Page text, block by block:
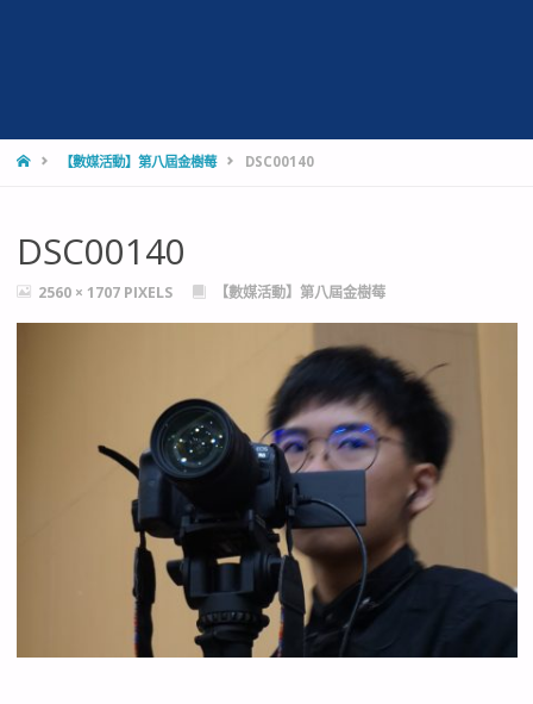
HOME【數媒活動】第八屆金樹莓 DSC00140
DSC00140
FULL2560 × 1707 PIXELS 【數媒活動】第八屆金樹莓